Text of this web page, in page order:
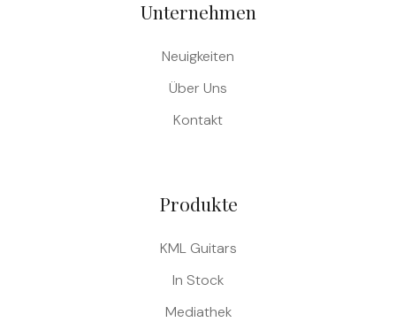
Unternehmen
Neuigkeiten
Über Uns
Kontakt
Produkte
KML Guitars
In Stock
Mediathek